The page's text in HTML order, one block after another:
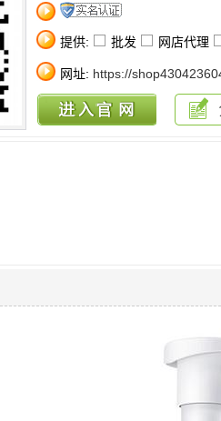
提供: 批发 网店代理
网址: https://